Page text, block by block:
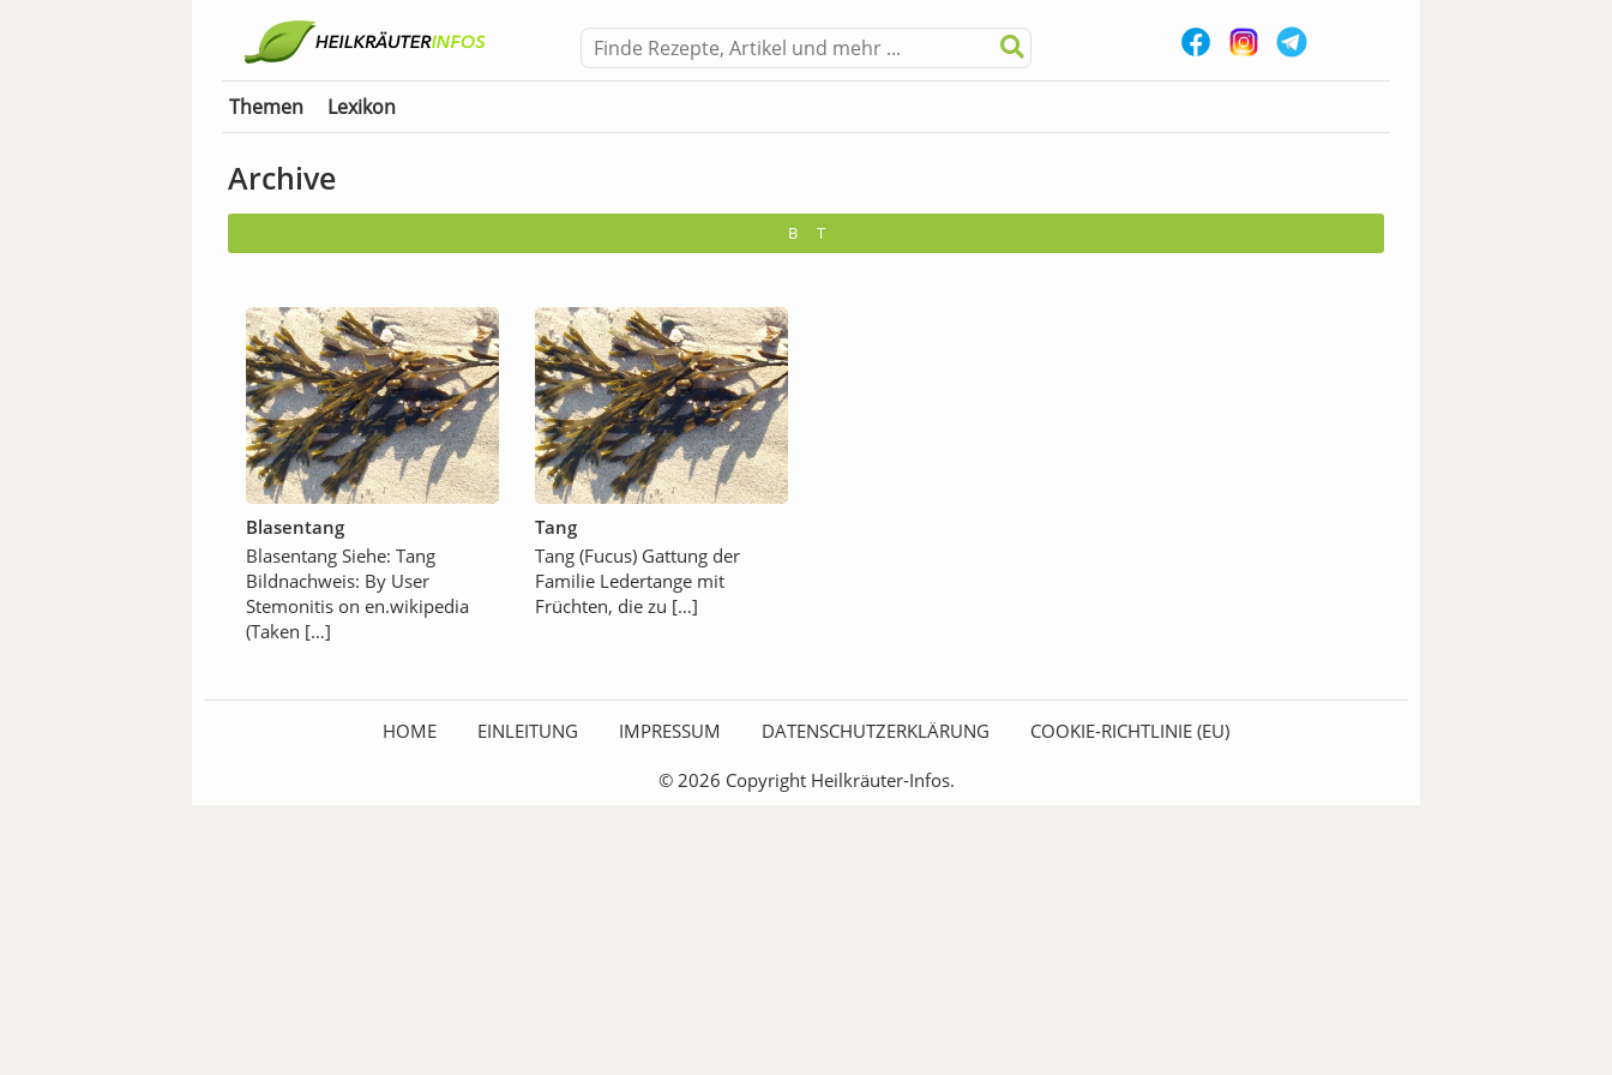
Themen Lexikon
Archive
B T
Blasentang
Blasentang Siehe: Tang
Bildnachweis: By User
Stemonitis on en.wikipedia
(Taken […]
Tang
Tang (Fucus) Gattung der
Familie Ledertange mit
Früchten, die zu […]
HOME EINLEITUNG IMPRESSUM DATENSCHUTZERKLÄRUNG COOKIE-RICHTLINIE (EU)
© 2026 Copyright Heilkräuter-Infos.